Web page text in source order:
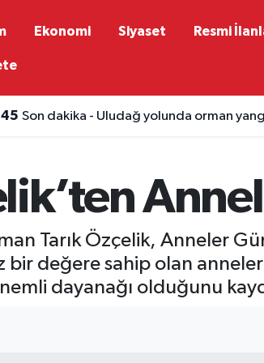
Ekonomi Siyaset Resmi
Son dakika - Uludağ yolunda orman
Tarık Özçelik, Anneler
değere sahip olan
dayanağı olduğunu